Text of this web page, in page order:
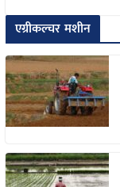
एग्रीकल्चर मशीन